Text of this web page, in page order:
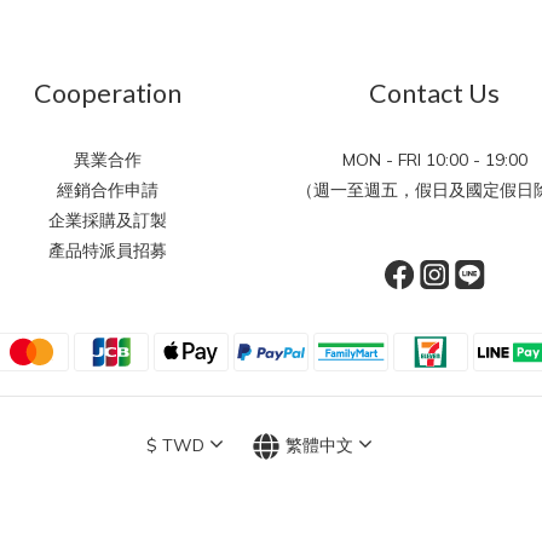
Cooperation
異業合作
經銷合作申請
企業採購及訂製
產品特派員招募
Contact Us
MON - FRI 10:00 - 19:00
（週一至週五，假日及國定假日
$ TWD 繁體中文